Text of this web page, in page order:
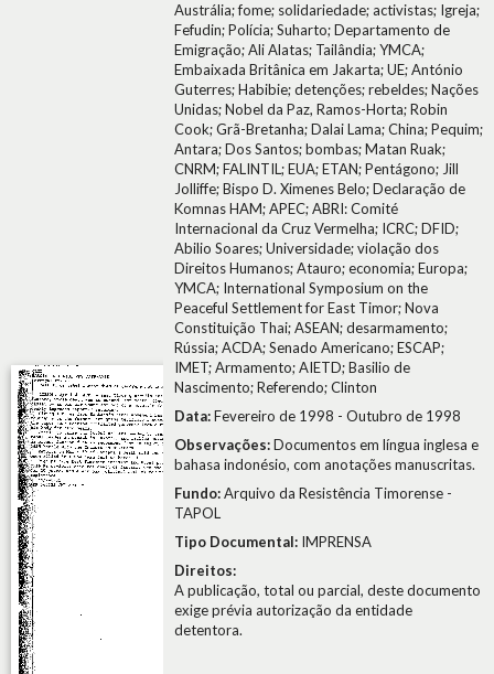
Austrália; fome; solidariedade; activistas; Igreja;
Fefudin; Polícia; Suharto; Departamento de
Emigração; Ali Alatas; Tailândia; YMCA;
Embaixada Britânica em Jakarta; UE; António
Guterres; Habibie; detenções; rebeldes; Nações
Unidas; Nobel da Paz, Ramos-Horta; Robin
Cook; Grã-Bretanha; Dalai Lama; China; Pequim;
Antara; Dos Santos; bombas; Matan Ruak;
CNRM; FALINTIL; EUA; ETAN; Pentágono; Jill
Jolliffe; Bispo D. Ximenes Belo; Declaração de
Komnas HAM; APEC; ABRI: Comité
Internacional da Cruz Vermelha; ICRC; DFID;
Abilio Soares; Universidade; violação dos
Direitos Humanos; Atauro; economia; Europa;
YMCA; International Symposium on the
Peaceful Settlement for East Timor; Nova
Constituição Thai; ASEAN; desarmamento;
Rússia; ACDA; Senado Americano; ESCAP;
IMET; Armamento; AIETD; Basilio de
Nascimento; Referendo; Clinton
Data:Fevereiro de 1998 - Outubro de 1998
Observações:Documentos em língua inglesa e
bahasa indonésio, com anotações manuscritas.
Fundo:Arquivo da Resistência Timorense -
TAPOL
Tipo Documental: IMPRENSA
Direitos:
A publicação, total ou parcial, deste documento
exige prévia autorização da entidade
detentora.